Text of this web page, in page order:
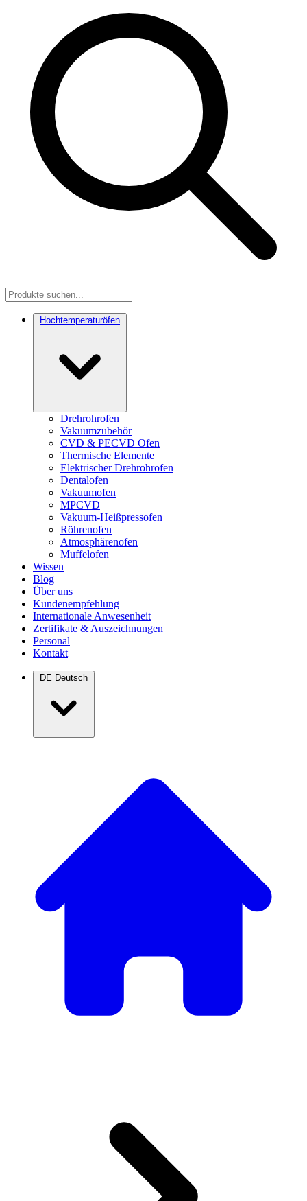
Hochtemperaturöfen
Drehrohrofen
Vakuumzubehör
CVD & PECVD Ofen
Thermische Elemente
Elektrischer Drehrohrofen
Dentalofen
Vakuumofen
MPCVD
Vakuum-Heißpressofen
Röhrenofen
Atmosphärenofen
Muffelofen
Wissen
Blog
Über uns
Kundenempfehlung
Internationale Anwesenheit
Zertifikate & Auszeichnungen
Personal
Kontakt
DE Deutsch